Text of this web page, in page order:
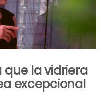
la vidriera
excepcional